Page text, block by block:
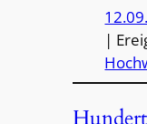
|